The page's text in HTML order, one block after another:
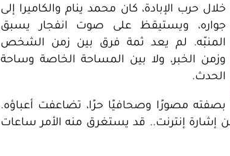
خلال حرب الإبادة، كان محمد ينام والكاميرا إلى
جواره، ويستيقظ على صوت انفجار يسبق
المنبّه. لم يعد ثمة فرق بين زمن الشخص
وزمن الخبر، ولا بين المساحة الخاصة وساحة
الحدث.
بصفته مصورًا وصحافيًا حرًا، تضاعفت أعباؤه.
إشارة إنترنت.. قد يستغرق منه الأمر ساعات